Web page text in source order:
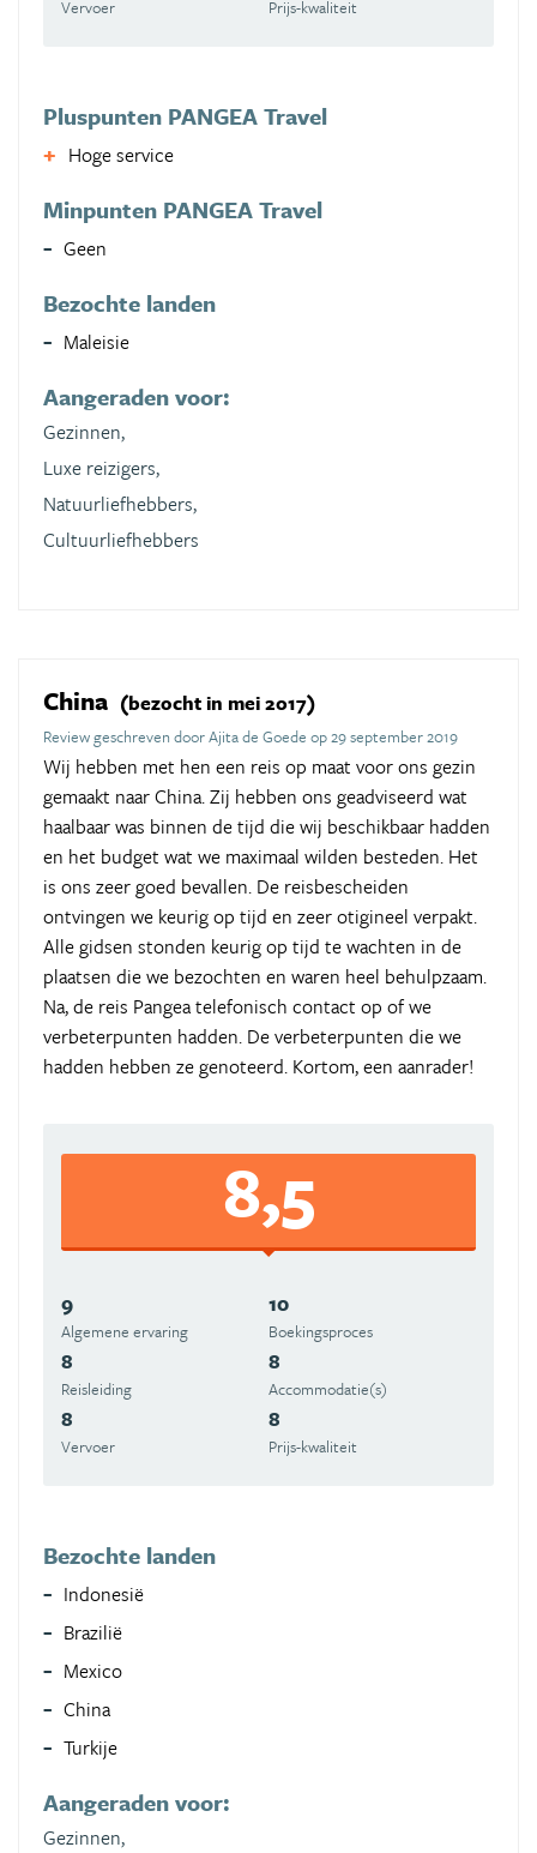
Vervoer Prijs-kwaliteit
Pluspunten PANGEA Travel
Hoge service
Minpunten PANGEA Travel
Geen
Bezochte landen
Maleisie
Aangeraden voor:
Gezinnen,
Luxe reizigers,
Natuurliefhebbers,
Cultuurliefhebbers
China (bezocht in mei 2017)
Review geschreven door Ajita de Goede op 29 september 2019
Wij hebben met hen een reis op maat voor ons gezin
gemaakt naar China. Zij hebben ons geadviseerd wat
haalbaar was binnen de tijd die wij beschikbaar hadden
en het budget wat we maximaal wilden besteden. Het
is ons zeer goed bevallen. De reisbescheiden
ontvingen we keurig op tijd en zeer otigineel verpakt.
Alle gidsen stonden keurig op tijd te wachten in de
plaatsen die we bezochten en waren heel behulpzaam.
Na, de reis Pangea telefonisch contact op of we
verbeterpunten hadden. De verbeterpunten die we
hadden hebben ze genoteerd. Kortom, een aanrader!
8,5
9
Algemene ervaring
10
Boekingsproces
8
Reisleiding
8
Accommodatie(s)
8
Vervoer
8
Prijs-kwaliteit
Bezochte landen
Indonesië
Brazilië
Mexico
China
Turkije
Aangeraden voor:
Gezinnen,